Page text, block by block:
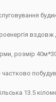
вздовж
розмір
частково
13.5